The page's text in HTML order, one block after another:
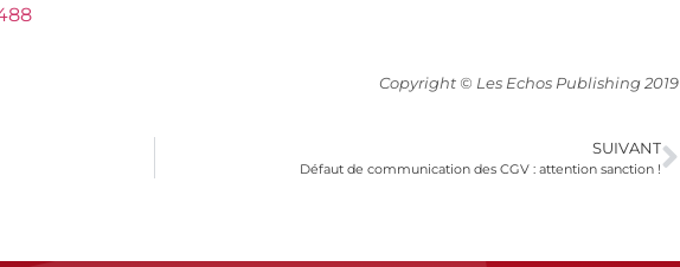
Copyright © Les Echos Publishing 2019
SUIVANT
Défaut de communication des CGV : attention sanction !